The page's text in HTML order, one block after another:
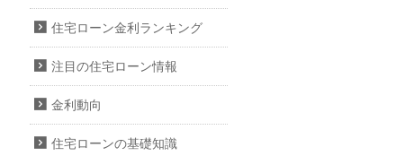
住宅ローン金利ランキング
注目の住宅ローン情報
金利動向
住宅ローンの基礎知識